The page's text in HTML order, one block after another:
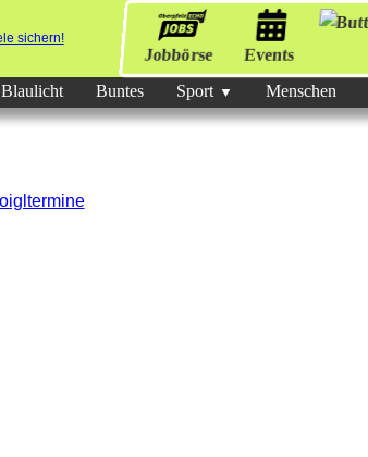
Jobbörse Events
Blaulicht Buntes Sport Menschen